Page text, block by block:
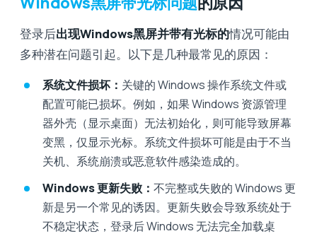
登录后出现Windows黑屏并带有光标的情况可能由
多种潜在问题引起。以下是几种最常见的原因：
系统文件损坏： 关键的 Windows 操作系统文件或
配置可能已损坏。例如，如果 Windows 资源管理
器外壳（显示桌面）无法初始化，则可能导致屏幕
变黑，仅显示光标。系统文件损坏可能是由于不当
关机、系统崩溃或恶意软件感染造成的。
Windows 更新失败： 不完整或失败的 Windows 更
新是另一个常见的诱因。更新失败会导致系统处于
不稳定状态，登录后 Windows 无法完全加载桌